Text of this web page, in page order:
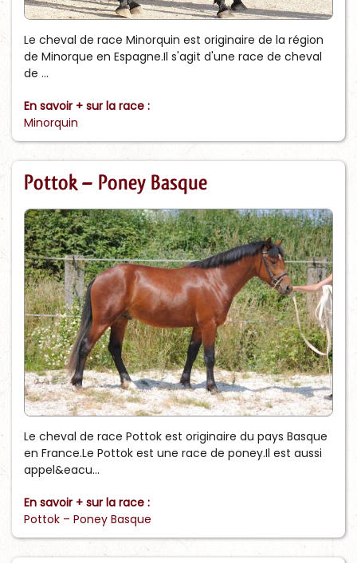
Le cheval de race Minorquin est originaire de la région
de Minorque en Espagne.Il s'agit d'une race de cheval
de ...
En savoir + sur la race :
Minorquin
Pottok – Poney Basque
Le cheval de race Pottok est originaire du pays Basque
en France.Le Pottok est une race de poney.Il est aussi
appel&eacu...
En savoir + sur la race :
Pottok – Poney Basque